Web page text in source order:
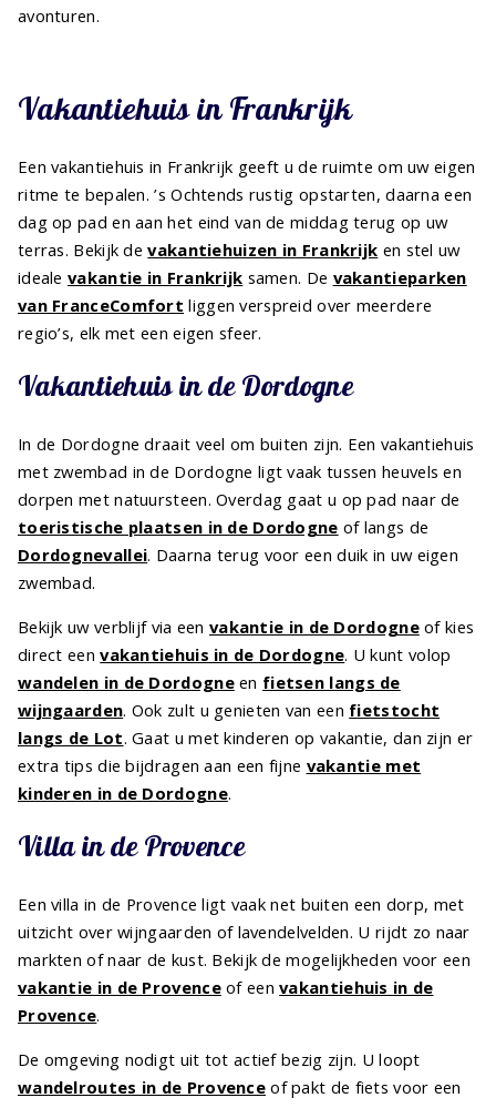
avonturen.
Vakantiehuis in Frankrijk
Een vakantiehuis in Frankrijk geeft u de ruimte om uw eigen
ritme te bepalen. ’s Ochtends rustig opstarten, daarna een
dag op pad en aan het eind van de middag terug op uw
terras. Bekijk devakantiehuizen in Frankrijk en stel uw
idealevakantie in Frankrijk samen. De vakantieparken
van FranceComfort liggen verspreid over meerdere
regio’s, elk met een eigen sfeer.
Vakantiehuis in de Dordogne
In de Dordogne draait veel om buiten zijn. Een vakantiehuis
met zwembad in de Dordogne ligt vaak tussen heuvels en
dorpen met natuursteen. Overdag gaat u op pad naar de
toeristische plaatsen in de Dordogne of langs de
Dordognevallei. Daarna terug voor een duik in uw eigen
zwembad.
Bekijk uw verblijf via een vakantie in de Dordogneof kies
direct eenvakantiehuis in de Dordogne. U kunt volop
wandelen in de Dordogneen fietsen langs de
wijngaarden. Ook zult u genieten van een fietstocht
langs de Lot. Gaat u met kinderen op vakantie, dan zijn er
extra tips die bijdragen aan een fijne vakantie met
kinderen in de Dordogne.
Villa in de Provence
Een villa in de Provence ligt vaak net buiten een dorp, met
uitzicht over wijngaarden of lavendelvelden. U rijdt zo naar
markten of naar de kust. Bekijk de mogelijkheden voor een
vakantie in de Provenceof eenvakantiehuis in de
Provence.
De omgeving nodigt uit tot actief bezig zijn. U loopt
wandelroutes in de Provence of pakt de fiets voor een